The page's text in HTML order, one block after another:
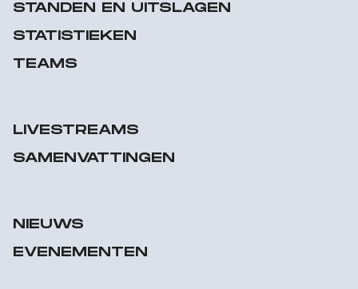
STANDEN EN UITSLAGEN
STATISTIEKEN
TEAMS
LIVESTREAMS
SAMENVATTINGEN
NIEUWS
EVENEMENTEN